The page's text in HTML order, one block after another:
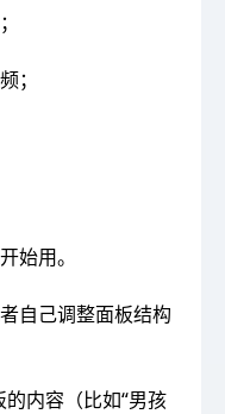
；
始用。
自己调整面板结构
内容（比如“男孩